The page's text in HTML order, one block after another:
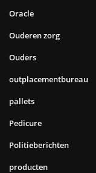
Oracle
Ouderen zorg
Ouders
outplacementbureau
pallets
Pedicure
Politieberichten
producten